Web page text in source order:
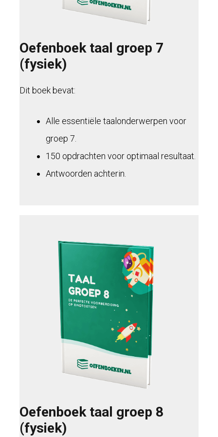
Oefenboek taal groep 7
(fysiek)
Dit boek bevat:
Alle essentiële taalonderwerpen voor
groep 7.
150 opdrachten voor optimaal resultaat.
Antwoorden achterin.
Oefenboek taal groep 8
(fysiek)